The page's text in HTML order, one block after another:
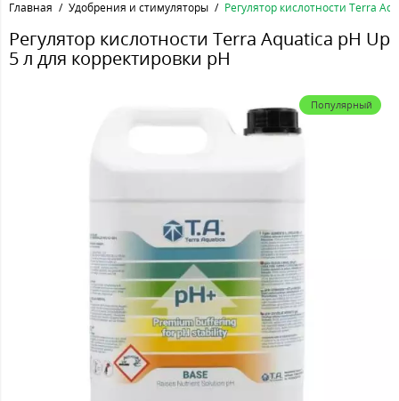
Главная Удобрения и стимуляторы Регулятор кислотности Terra
Регулятор кислотности Terra Aquatica pH Up
5 л для корректировки pH
Популярный